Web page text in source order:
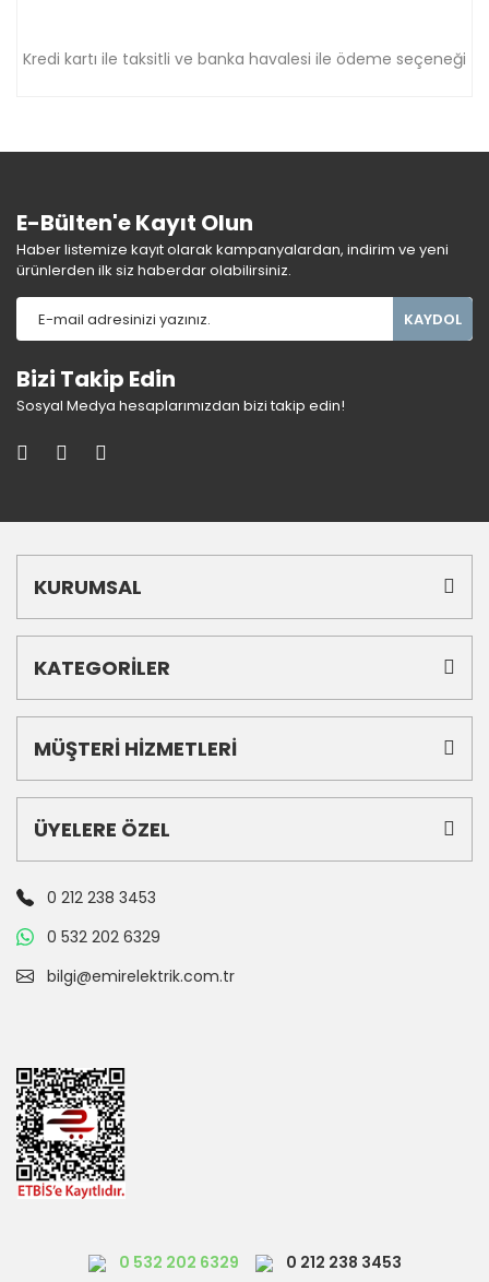
Kredi kartı ile taksitli ve banka havalesi ile ödeme seçeneği
E-Bülten'e Kayıt Olun
Haber listemize kayıt olarak kampanyalardan, indirim ve yeni
ürünlerden ilk siz haberdar olabilirsiniz.
KAYDOL
Bizi Takip Edin
Sosyal Medya hesaplarımızdan bizi takip edin!
KURUMSAL
KATEGORİLER
MÜŞTERİ HİZMETLERİ
ÜYELERE ÖZEL
0 212 238 3453
0 532 202 6329
bilgi@emirelektrik.com.tr
0 532 202 6329 0 212 238 3453